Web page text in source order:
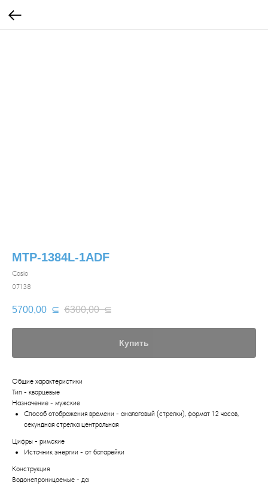
MTP-1384L-1ADF
Casio
07138
5700,00 ⊆ 6300,00 ⊆
Купить
Общие характеристики
Тип - кварцевые
Назначение - мужские
Способ отображения времени - аналоговый (стрелки), формат 12 часов,
секундная стрелка центральная
Цифры - римские
Источник энергии - от батарейки
Конструкция
Водонепроницаемые - да